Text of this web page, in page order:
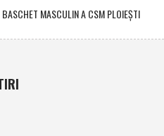
BASCHET MASCULIN A CSM PLOIEŞTI